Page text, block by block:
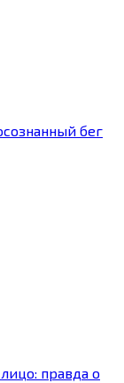
бег
правда о